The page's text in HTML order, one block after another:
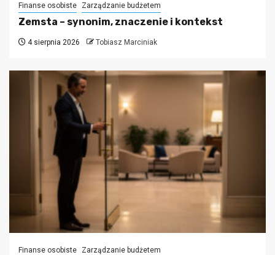
Finanse osobiste Zarządzanie budżetem
Zemsta – synonim, znaczenie i kontekst
4 sierpnia 2026 Tobiasz Marciniak
Finanse osobiste Zarządzanie budżetem